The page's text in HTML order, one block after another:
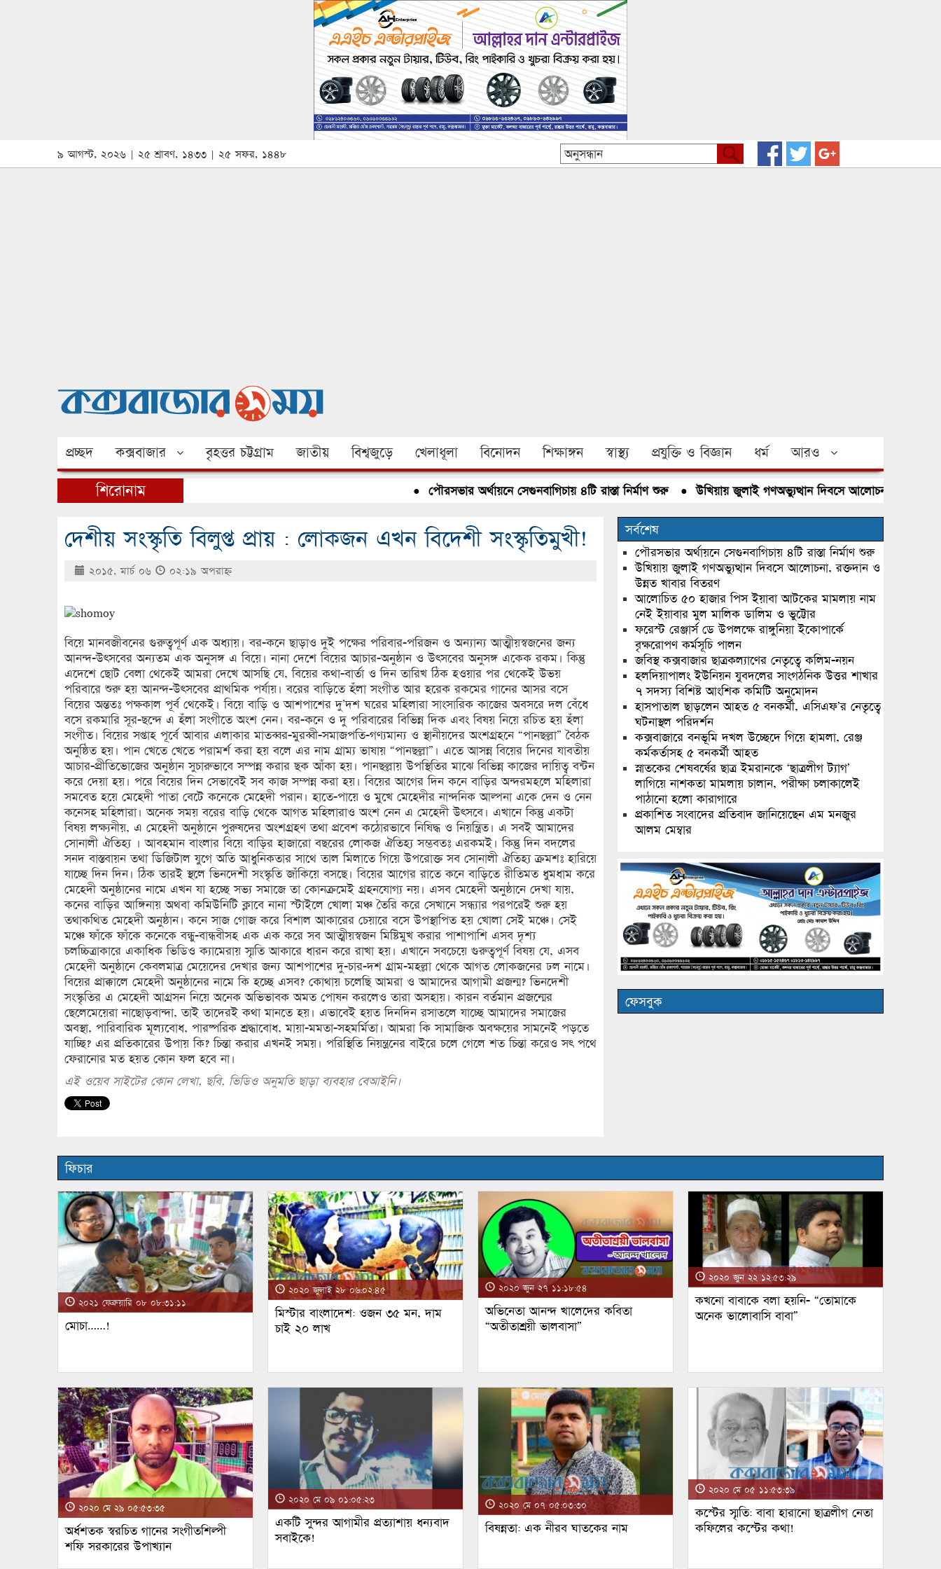
৯ আগস্ট, ২০২৬ | ২৫ শ্রাবণ, ১৪৩৩ | ২৫ সফর, ১৪৪৮
প্রচ্ছদ কক্সবাজার বৃহত্তর চট্টগ্রাম জাতীয় বিশ্বজুড়ে খেলাধূলা বিনোদন শিক্ষাঙ্গন স্বাস্থ্য প্রযুক্তি ও বিজ্ঞান ধর্ম আরও
শিরোনাম পৌরসভার অর্থায়নে সেগুনবাগিচায় ৪টি রাস্তা নির্মাণ শুরু● উখিয়ায় জুলাই গণঅভ্যুত্থান দিবসে আলোচনা, রক্তদান ও
দেশীয় সংস্কৃতি বিলুপ্ত প্রায় : লোকজন এখন বিদেশী সংস্কৃতিমুখী!
২০১৫, মার্চ ০৬ ০২:১৯ অপরাহ্ণ
বিয়ে মানবজীবনের গুরুত্বপূর্ণ এক অধ্যায়। বর-কনে ছাড়াও দুই পক্ষের পরিবার-পরিজন ও অন্যান্য আত্মীয়স্বজনের জন্য
আনন্দ-উৎসবের অন্যতম এক অনুসঙ্গ এ বিয়ে। নানা দেশে বিয়ের আচার-অনুষ্ঠান ও উৎসবের অনুসঙ্গ একেক রকম। কিন্তু
এদেশে ছোট বেলা থেকেই আমরা দেখে আসছি যে, বিয়ের কথা-বার্তা ও দিন তারিখ ঠিক হওয়ার পর থেকেই উভয়
পরিবারে শুরু হয় আনন্দ-উৎসবের প্রাথমিক পর্যায়। বরের বাড়িতে হঁলা সংগীত আর হরেক রকমের গানের আসর বসে
বিয়ের অন্ততঃ পক্ষকাল পূর্ব থেকেই। বিয়ে বাড়ি ও আশপাশের দু’দশ ঘরের মহিলারা সাংসারিক কাজের অবসরে দল বেঁধে
বসে রকমারি সূর-ছন্দে এ হঁলা সংগীতে অংশ নেন। বর-কনে ও দু পরিবারের বিভিন্ন দিক এবং বিষয় নিয়ে রচিত হয় হঁলা
সংগীত। বিয়ের সপ্তাহ পূর্বে আবার এলাকার মাতব্বর-মুরব্বী-সমাজপতি-গণ্যমান্য ও স্থানীয়দের অংশগ্রহনে “পানছল্লা” বৈঠক
অনুষ্ঠিত হয়। পান খেতে খেতে পরামর্শ করা হয় বলে এর নাম গ্রাম্য ভাষায় “পানছল্লা”। এতে আসন্ন বিয়ের দিনের যাবতীয়
আচার-প্রীতিভোজের অনুষ্ঠান সুচারুভাবে সম্পন্ন করার ছক আঁকা হয়। পানছল্লায় উপস্থিতির মাঝে বিভিন্ন কাজের দায়িত্ব বন্টন
করে দেয়া হয়। পরে বিয়ের দিন সেভাবেই সব কাজ সম্পন্ন করা হয়। বিয়ের আগের দিন কনে বাড়ির অন্দরমহলে মহিলারা
সমবেত হয়ে মেহেদী পাতা বেটে কনেকে মেহেদী পরান। হাতে-পায়ে ও মুখে মেহেদীর নান্দনিক আল্পনা একে দেন ও নেন
কনেসহ মহিলারা। অনেক সময় বরের বাড়ি থেকে আগত মহিলারাও অংশ নেন এ মেহেদী উৎসবে। এখানে কিন্তু একটা
বিষয় লক্ষ্যনীয়, এ মেহেদী অনুষ্ঠানে পুরুষদের অংশগ্রহণ তথা প্রবেশ কঠোরভাবে নিষিদ্ধ ও নিয়ন্ত্রিত। এ সবই আমাদের
সোনালী ঐতিহ্য । আবহমান বাংলার বিয়ে বাড়ির হাজারো বছরের লোকজ ঐতিহ্য সম্ভবতঃ এরকমই। কিন্তু দিন বদলের
সনদ বাস্তবায়ন তথা ডিজিটাল যুগে অতি আধুনিকতার সাথে তাল মিলাতে গিয়ে উপরোক্ত সব সোনালী ঐতিহ্য ক্রমশঃ হারিয়ে
যাচ্ছে দিন দিন। ঠিক তারই স্থলে ভিনদেশী সংস্কৃতি জাঁকিয়ে বসছে। বিয়ের আগের রাতে কনে বাড়িতে রীতিমত ধুমধাম করে
মেহেদী অনুষ্ঠানের নামে এখন যা হচ্ছে সভ্য সমাজে তা কোনক্রমেই গ্রহনযোগ্য নয়। এসব মেহেদী অনুষ্ঠানে দেখা যায়,
কনের বাড়ির আঙ্গিনায় অথবা কমিউনিটি ক্লাবে নানা স্টাইলে খোলা মঞ্চ তৈরি করে সেখানে সন্ধ্যার পরপরেই শুরু হয়
তথাকথিত মেহেদী অনুষ্ঠান। কনে সাজ গোজ করে বিশাল আকারের চেয়ারে বসে উপস্থাপিত হয় খোলা সেই মঞ্চে। সেই
মঞ্চে ফাঁকে ফাঁকে কনেকে বন্ধু-বান্ধবীসহ এক এক করে সব আত্মীয়স্বজন মিষ্টিমুখ করার পাশাপাশি এসব দৃশ্য
চলচ্চিত্রাকারে একাধিক ভিডিও ক্যামেরায় স্মৃতি আকারে ধারন করে রাখা হয়। এখানে সবচেয়ে গুরুত্বপূর্ণ বিষয় যে, এসব
মেহেদী অনুষ্ঠানে কেবলমাত্র মেয়েদের দেখার জন্য আশপাশের দু-চার-দশ গ্রাম-মহল্লা থেকে আগত লোকজনের ঢল নামে।
বিয়ের প্রাক্কালে মেহেদী অনুষ্ঠানের নামে কি হচ্ছে এসব? কোথায় চলেছি আমরা ও আমাদের আগামী প্রজন্ম? ভিনদেশী
সংস্কৃতির এ মেহেদী আগ্রসন নিয়ে অনেক অভিভাবক অমত পোষন করলেও তারা অসহায়। কারন বর্তমান প্রজন্মের
ছেলেমেয়েরা নাছোড়বান্দা, তাই তাদেরই কথা মানতে হয়। এভাবেই হয়ত দিনদিন রসাতলে যাচ্ছে আমাদের সমাজের
অবস্থা, পারিবারিক মূল্যবোধ, পারষ্পরিক শ্রদ্ধাবোধ, মায়া-মমতা-সহমর্মিতা। আমরা কি সামাজিক অবক্ষয়ের সামনেই পড়তে
যাচ্ছি? এর প্রতিকারের উপায় কি? চিন্তা করার এখনই সময়। পরিস্থিতি নিয়ন্ত্রনের বাইরে চলে গেলে শত চিন্তা করেও সৎ পথে
ফেরানোর মত হয়ত কোন ফল হবে না।
এই ওয়েব সাইটের কোন লেখা, ছবি, ভিডিও অনুমতি ছাড়া ব্যবহার বেআইনি।
সর্বশেষ
পৌরসভার অর্থায়নে সেগুনবাগিচায় ৪টি রাস্তা নির্মাণ শুরু
উখিয়ায় জুলাই গণঅভ্যুত্থান দিবসে আলোচনা, রক্তদান ও
উন্নত খাবার বিতরণ
আলোচিত ৫০ হাজার পিস ইয়াবা আটকের মামলায় নাম
নেই ইয়াবার মুল মালিক ডালিম ও ভুট্টোর
ফরেস্ট রেঞ্জার্স ডে উপলক্ষে রাঙ্গুনিয়া ইকোপার্কে
বৃক্ষরোপণ কর্মসূচি পালন
জবিস্থ কক্সবাজার ছাত্রকল্যাণের নেতৃত্বে কলিম-নয়ন
হলদিয়াপালং ইউনিয়ন যুবদলের সাংগঠনিক উত্তর শাখার
৭ সদস্য বিশিষ্ট আংশিক কমিটি অনুমোদন
হাসপাতাল ছাড়লেন আহত ৫ বনকর্মী, এসিএফ’র নেতৃত্বে
ঘটনাস্থল পরিদর্শন
কক্সবাজারে বনভূমি দখল উচ্ছেদে গিয়ে হামলা, রেঞ্জ
কর্মকর্তাসহ ৫ বনকর্মী আহত
স্নাতকের শেষবর্ষের ছাত্র ইমরানকে ‘ছাত্রলীগ ট্যাগ’
লাগিয়ে নাশকতা মামলায় চালান, পরীক্ষা চলাকালেই
পাঠানো হলো কারাগারে
প্রকাশিত সংবাদের প্রতিবাদ জানিয়েছেন এম মনজুর
আলম মেম্বার
ফেসবুক
ফিচার
২০২১ ফেব্রুয়ারি ০৮ ০৮:৩১:১১
মোচা……!
২০২০ জুলাই ২৮ ০৬:০২:৪৫
মিস্টার বাংলাদেশ: ওজন ৩৫ মন, দাম
চাই ২০ লাখ
২০২০ জুন ২৭ ১১:১৮:৫৪
অভিনেতা আনন্দ খালেদের কবিতা
“অতীতাশ্রয়ী ভালবাসা”
২০২০ জুন ২২ ১২:৫৩:২৯
কখনো বাবাকে বলা হয়নি- “তোমাকে
অনেক ভালোবাসি বাবা”
২০২০ মে ২৯ ০৫:৫৩:৩৫
অর্ধশতক স্বরচিত গানের সংগীতশিল্পী
শফি সরকারের উপাখ্যান
২০২০ মে ০৯ ০১:০৫:২৩
একটি সুন্দর আগামীর প্রত্যাশায় ধন্যবাদ
সবাইকে!
২০২০ মে ০৭ ০৫:০৩:৩০
বিষন্নতা: এক নীরব ঘাতকের নাম
২০২০ মে ০৫ ১১:৫৩:৩৯
কস্টের স্মৃতি: বাবা হারানো ছাত্রলীগ নেতা
কফিলের কস্টের কথা!